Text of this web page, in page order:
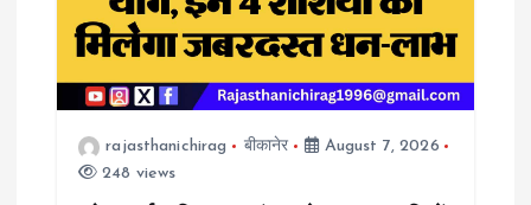
rajasthanichirag बीकानेर
August 7, 2026
248 views